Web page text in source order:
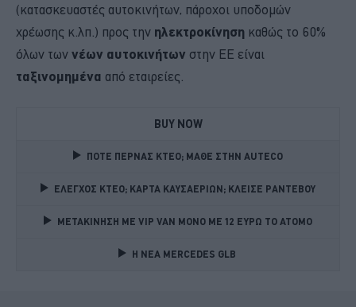
(κατασκευαστές αυτοκινήτων, πάροχοι υποδομών
χρέωσης κ.λπ.) προς την ηλεκτροκίνηση καθώς το 60%
όλων των νέων αυτοκινήτων στην ΕΕ είναι
ταξινομημένα από εταιρείες.
BUY NOW
ΠΟΤΕ ΠΕΡΝΑΣ ΚΤΕΟ; ΜΑΘΕ ΣΤΗΝ ΑUTECO
ΕΛΕΓΧΟΣ ΚΤΕΟ; ΚΑΡΤΑ ΚΑΥΣΑΕΡΙΩΝ; ΚΛΕΙΣΕ ΡΑΝΤΕΒΟΥ
ΜΕΤΑΚΙΝΗΣΗ ΜΕ VIP VAN ΜΟΝΟ ΜΕ 12 ΕΥΡΩ ΤΟ ΑΤΟΜΟ
Η ΝΕΑ MERCEDES GLB